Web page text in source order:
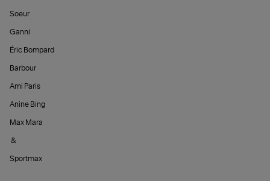
Soeur
Ganni
Éric Bompard
Barbour
Ami Paris
Anine Bing
Max Mara
&
Sportmax